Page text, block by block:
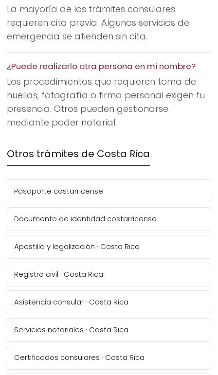
La mayoría de los trámites consulares
requieren cita previa. Algunos servicios de
emergencia se atienden sin cita.
¿Puede realizarlo otra persona en mi nombre?
Los procedimientos que requieren toma de
huellas, fotografía o firma personal exigen tu
presencia. Otros pueden gestionarse
mediante poder notarial.
Otros trámites de Costa Rica
Pasaporte costarricense
Documento de identidad costarricense
Apostilla y legalización · Costa Rica
Registro civil · Costa Rica
Asistencia consular · Costa Rica
Servicios notariales · Costa Rica
Certificados consulares · Costa Rica